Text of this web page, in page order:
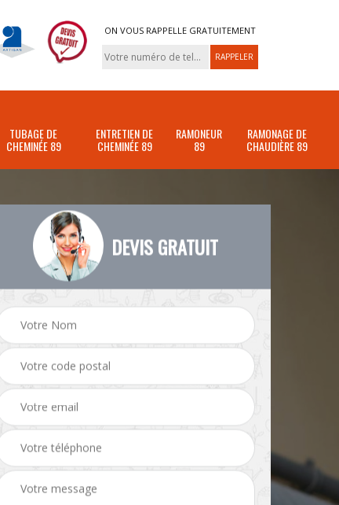
ON VOUS RAPPELLE GRATUITEMENT
TUBAGE DE
CHEMINÉE 89
ENTRETIEN DE
CHEMINÉE 89
RAMONEUR
89
RAMONAGE DE
CHAUDIÈRE 89
DEVIS GRATUIT